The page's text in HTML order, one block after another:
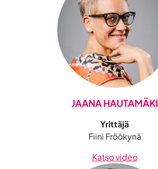
JAANA HAUTAMÄKI
Yrittäjä
Fiini Fröökynä
Katso video